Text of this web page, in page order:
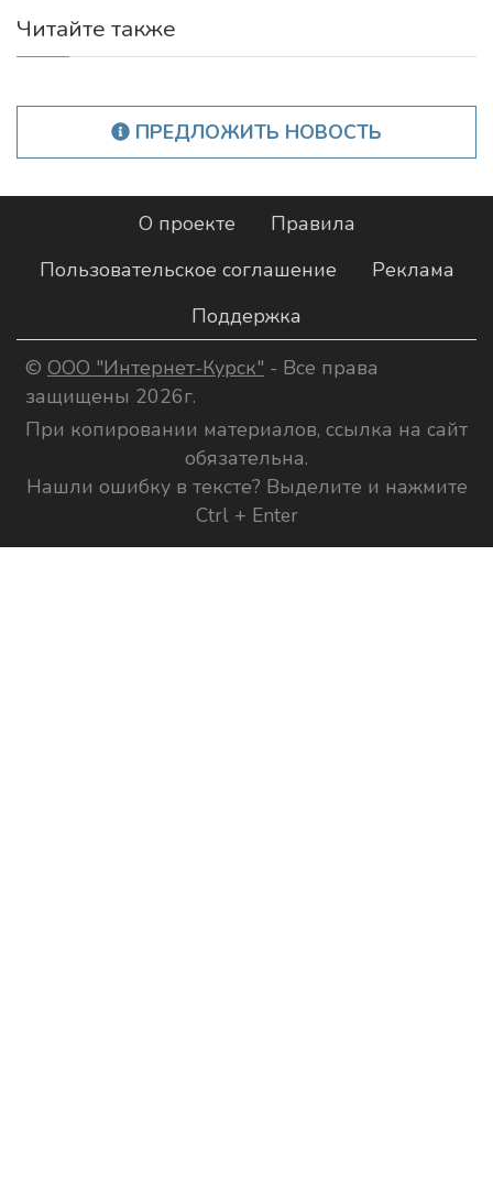
Читайте также
ПРЕДЛОЖИТЬ НОВОСТЬ
О проекте
Правила
Пользовательское соглашение
Реклама
Поддержка
© ООО "Интернет-Курск" - Все права
защищены 2026г.
При копировании материалов, ссылка на сайт
обязательна.
Нашли ошибку в тексте? Выделите и нажмите
Ctrl + Enter